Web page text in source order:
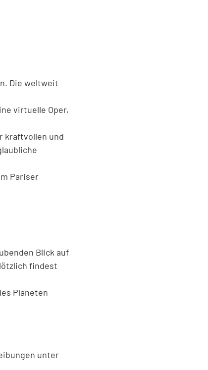
Die weltweit
virtuelle Oper,
kraftvollen und
Pariser
Blick auf
findest
Planeten
unter